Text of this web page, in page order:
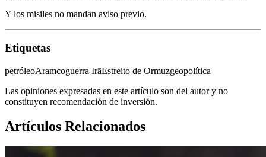
Y los misiles no mandan aviso previo.
Etiquetas
petróleoAramcoguerra IrãEstreito de Ormuzgeopolítica
Las opiniones expresadas en este artículo son del autor y no
constituyen recomendación de inversión.
Artículos Relacionados